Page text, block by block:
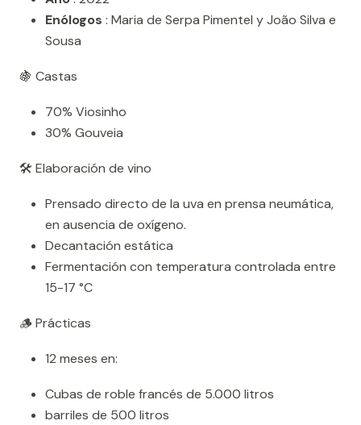
Enólogos : Maria de Serpa Pimentel y João Silva e
Sousa
🍇 Castas
70% Viosinho
30% Gouveia
🛠️ Elaboración de vino
Prensado directo de la uva en prensa neumática,
en ausencia de oxígeno.
Decantación estática
Fermentación con temperatura controlada entre
15-17 °C
🪵 Prácticas
12 meses en:
Cubas de roble francés de 5.000 litros
barriles de 500 litros